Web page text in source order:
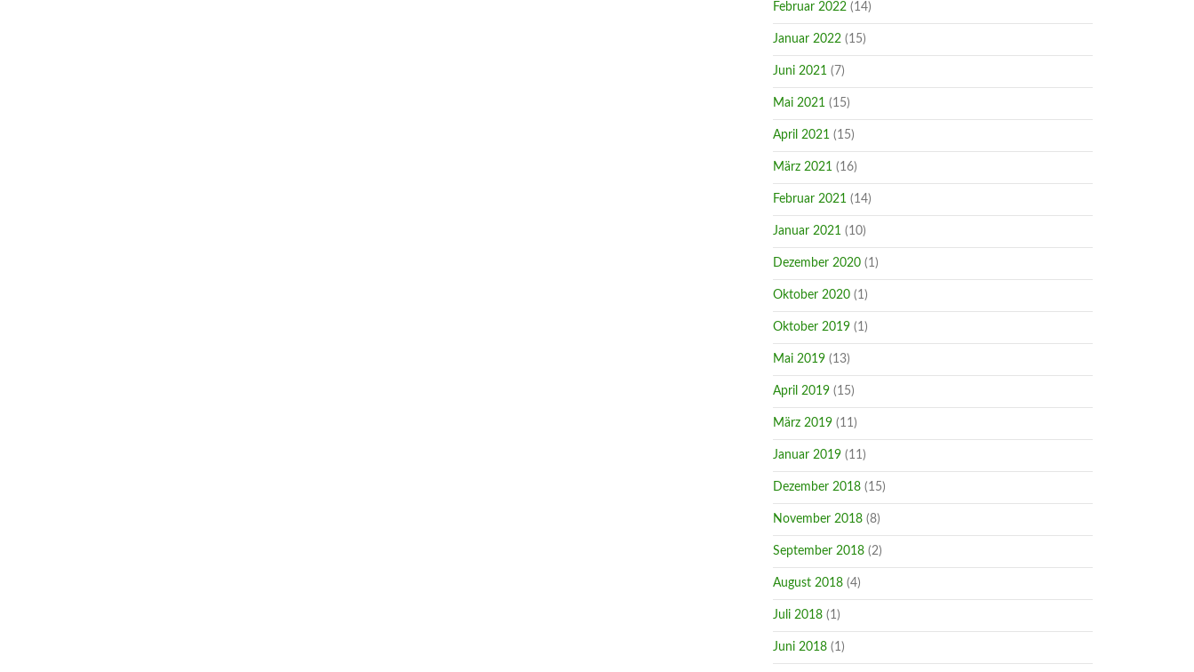
Februar 2022 (14)
Januar 2022 (15)
Juni 2021 (7)
Mai 2021 (15)
April 2021 (15)
März 2021 (16)
Februar 2021 (14)
Januar 2021 (10)
Dezember 2020 (1)
Oktober 2020 (1)
Oktober 2019 (1)
Mai 2019 (13)
April 2019 (15)
März 2019 (11)
Januar 2019 (11)
Dezember 2018 (15)
November 2018 (8)
September 2018 (2)
August 2018 (4)
Juli 2018 (1)
Juni 2018 (1)